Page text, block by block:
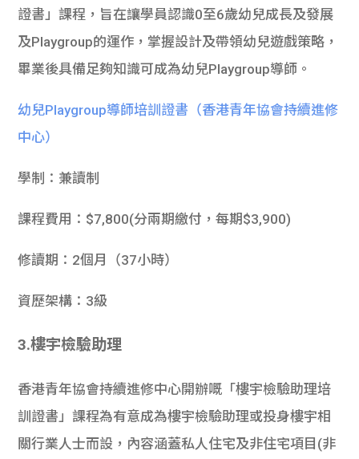
證書」課程，旨在讓學員認識0至6歲幼兒成長及發展
及Playgroup的運作，掌握設計及帶領幼兒遊戲策略，
畢業後具備足夠知識可成為幼兒Playgroup導師。
幼兒Playgroup導師培訓證書（香港青年協會持續進修
中心）
學制：兼讀制
課程費用：$7,800(分兩期繳付，每期$3,900)
修讀期：2個月（37小時）
資歷架構：3級
3.樓宇檢驗助理
香港青年協會持續進修中心開辦嘅「樓宇檢驗助理培
訓證書」課程為有意成為樓宇檢驗助理或投身樓宇相
關行業人士而設，內容涵蓋私人住宅及非住宅項目(非